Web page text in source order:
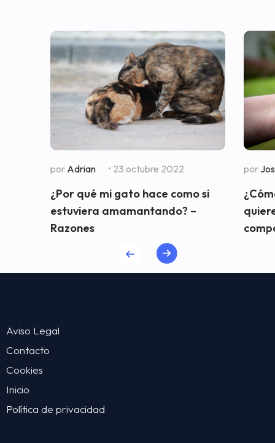
por Adrian • 23 octubre 2022
¿Por qué mi gato hace como si
estuviera amamantando? –
Razones
por
Aviso Legal
Contacto
Cookies
Inicio
Política de privacidad